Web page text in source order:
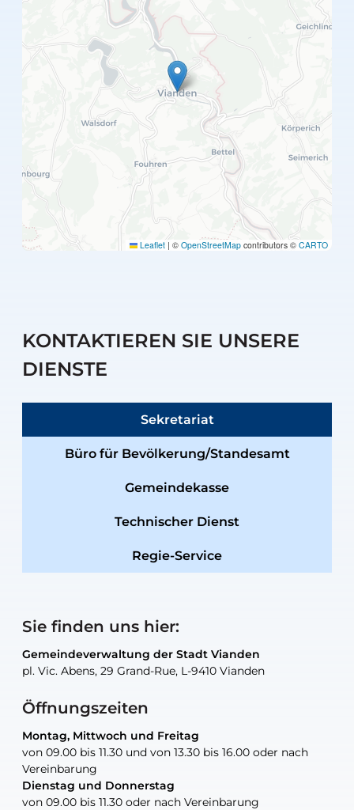
Leaflet | © OpenStreetMap contributors © CARTO
KONTAKTIEREN SIE UNSERE
DIENSTE
Sekretariat
Büro für Bevölkerung/Standesamt
Gemeindekasse
Technischer Dienst
Regie-Service
Sie finden uns hier:
Gemeindeverwaltung der Stadt Vianden
pl. Vic. Abens, 29 Grand-Rue, L-9410 Vianden
Öffnungszeiten
Montag, Mittwoch und Freitag
von 09.00 bis 11.30 und von 13.30 bis 16.00 oder nach
Vereinbarung
Dienstag und Donnerstag
von 09.00 bis 11.30 oder nach Vereinbarung
Gemeindeverwaltung der Stadt Vianden
pl. Vic. Abens, 29 Grand-Rue, L-9410 Vianden
Montag, Mittwoch und Freitag
von 09.00 bis 11.30 und von 13.30 bis 16.00 oder nach
Vereinbarung
Dienstag und Donnerstag
von 09.00 bis 11.30 oder nach Vereinbarung
Gemeindeverwaltung der Stadt Vianden
pl. Vic. Abens, 29 Grand-Rue, L-9410 Vianden
nur nach Vereinbarung
Tel.: (+352) 83 48 21-24
Gemeindeverwaltung der Stadt Vianden
pl. Vic. Abens, 29 Grand-Rue, L-9410 Vianden
nur nach Vereinbarung
E-Mail: aisha.abdullah@vianden.lu
Gemeindewerkstatt der Stadt Vianden
30, rue Neugarten, L-9422 Vianden
nur nach Vereinbarung
Tel.: (+352) 83 48 21-51